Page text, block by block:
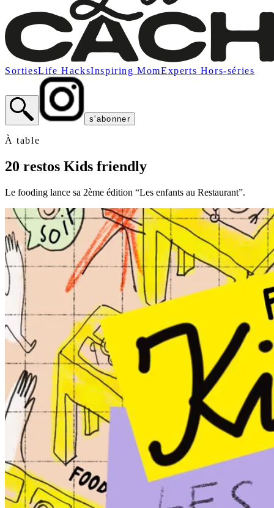
SortiesLife HacksInspiring MomExperts Hors-séries
s'abonner
À table
20 restos Kids friendly
Le fooding lance sa 2ème édition “Les enfants au Restaurant”.